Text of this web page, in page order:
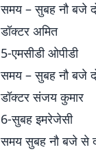
समय – सुबह नौ बजे
डॉक्टर अमित
5-एमसीडी ओपीडी
समय – सुबह नौ बजे
डॉक्टर संजय कुमार
6-सुबह इमरेजेसी
समय सुबह नौ बजे से